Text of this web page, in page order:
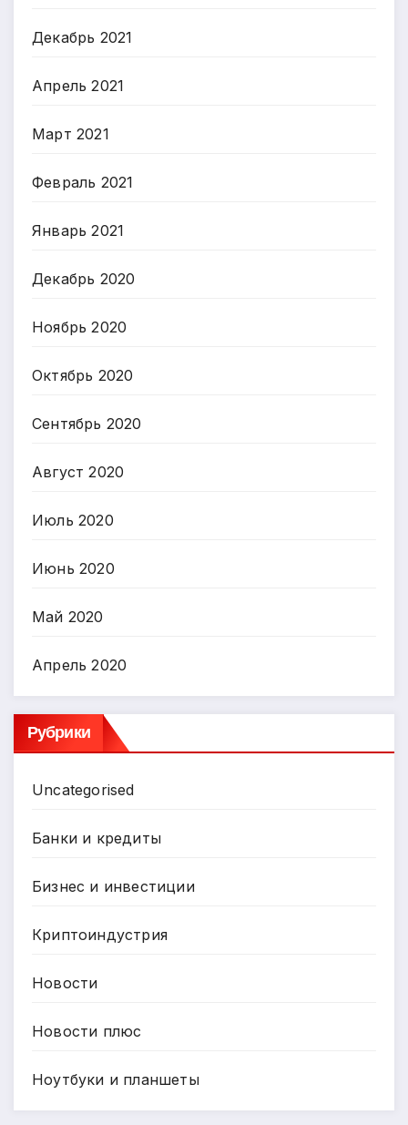
Декабрь 2021
Апрель 2021
Март 2021
Февраль 2021
Январь 2021
Декабрь 2020
Ноябрь 2020
Октябрь 2020
Сентябрь 2020
Август 2020
Июль 2020
Июнь 2020
Май 2020
Апрель 2020
Рубрики
Uncategorised
Банки и кредиты
Бизнес и инвестиции
Криптоиндустрия
Новости
Новости плюс
Ноутбуки и планшеты